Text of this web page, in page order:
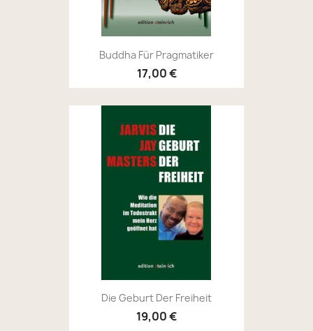
Buddha Für Pragmatiker
17,00 €
Die Geburt Der Freiheit
19,00 €